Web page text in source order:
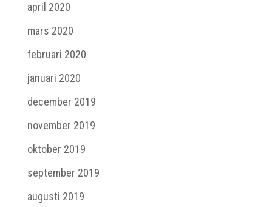
april 2020
mars 2020
februari 2020
januari 2020
december 2019
november 2019
oktober 2019
september 2019
augusti 2019